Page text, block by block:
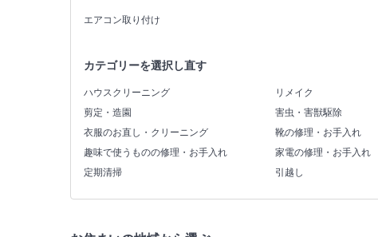
エアコン取り付け
カテゴリーを選択し直す
ハウスクリーニング リメイク
剪定・造園
害虫・害獣駆除
衣服のお直し・クリーニング
靴の修理・お手入れ
趣味で使うものの修理・お手入れ
家電の修理・お手入れ
定期清掃
引越し